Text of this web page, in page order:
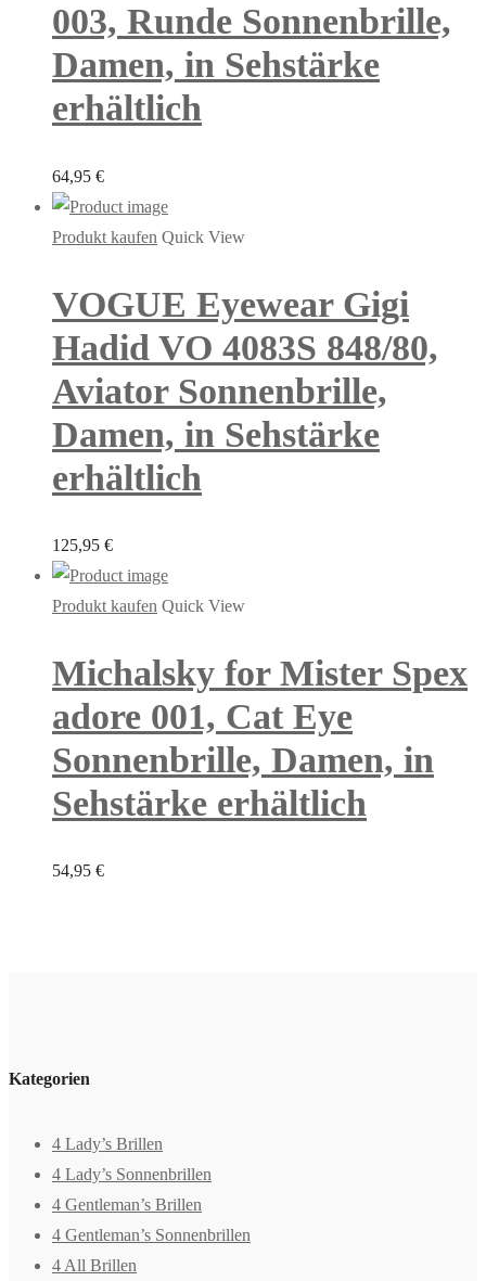
003, Runde Sonnenbrille,
Damen, in Sehstärke
erhältlich
64,95 €
Produkt kaufen Quick View
VOGUE Eyewear Gigi
Hadid VO 4083S 848/80,
Aviator Sonnenbrille,
Damen, in Sehstärke
erhältlich
125,95 €
Produkt kaufen Quick View
Michalsky for Mister Spex
adore 001, Cat Eye
Sonnenbrille, Damen, in
Sehstärke erhältlich
54,95 €
Kategorien
4 Lady’s Brillen
4 Lady’s Sonnenbrillen
4 Gentleman’s Brillen
4 Gentleman’s Sonnenbrillen
4 All Brillen